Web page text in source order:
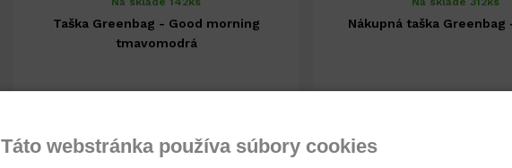
Taška Greenbag - Good morning
tmavomodrá
1,72 €
Nákupná taška Greenbag
1,72 €
Táto webstránka používa súbory cookies